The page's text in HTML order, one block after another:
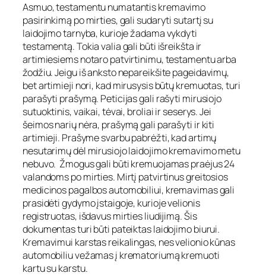
Asmuo, testamentu numatantis kremavimo
pasirinkimą po mirties, gali sudaryti sutartį su
laidojimo tarnyba, kurioje žadama vykdyti
testamentą. Tokia valia gali būti išreikšta ir
artimiesiems notaro patvirtinimu, testamentu arba
žodžiu. Jeigu iš anksto nepareikšite pageidavimų,
bet artimieji nori, kad mirusysis būtų kremuotas, turi
parašyti prašymą. Peticijas gali rašyti mirusiojo
sutuoktinis, vaikai, tėvai, broliai ir seserys. Jei
šeimos narių nėra, prašymą gali parašyti ir kiti
artimieji. Prašyme svarbu pabrėžti, kad artimų
nesutarimų dėl mirusiojo laidojimo kremavimo metu
nebuvo. Žmogus gali būti kremuojamas praėjus 24
valandoms po mirties. Mirtį patvirtinus greitosios
medicinos pagalbos automobiliui, kremavimas gali
prasidėti gydymo įstaigoje, kurioje velionis
registruotas, išdavus mirties liudijimą. Šis
dokumentas turi būti pateiktas laidojimo biurui.
Kremavimui karstas reikalingas, nes velionio kūnas
automobiliu vežamas į krematoriumą kremuoti
kartu su karstu.